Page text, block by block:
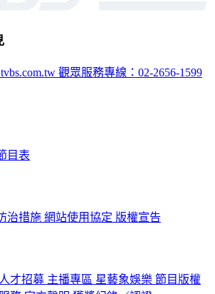
觀眾服務專線：02-2656-1599
目表
治措施 網站使用協定 版權宣告
人才招募 主播專區 星藝象娛樂 節目版權